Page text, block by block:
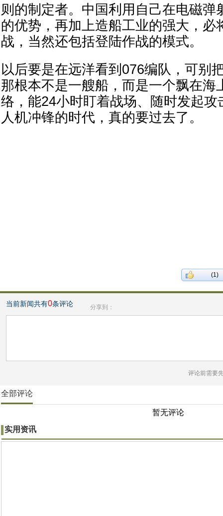
则的制定者。中国利用自己在电磁弹
的优势，再加上造船工业的强大，必
战，当然还包括登陆作战的模式。
以后要是在远洋看到076编队，可别
那根本不是一艘船，而是一个飘在海
络，能24小时盯着战场、随时发起攻
人机冲锋的时代，真的要过去了。
(1)
当前新闻共有0条评论 分享到：
评论前需要
全部评论
暂无评论
实用资讯